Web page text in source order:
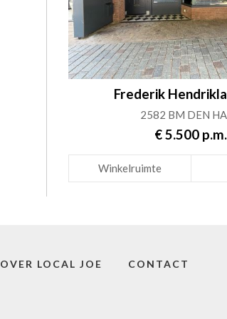
Frederik
2582 BM DEN
€ 5.500 p.m.
Winkelruimte
OVER LOCAL JOE CONTACT